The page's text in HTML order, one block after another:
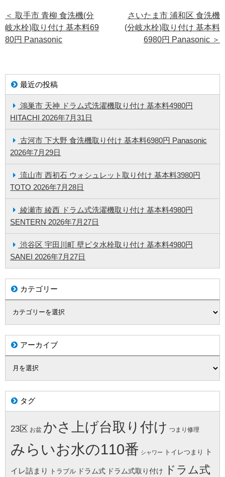
＜取手市 青柳 食洗機(分
岐水栓)取り付け 基本料69
80円 Panasonic
さいたま市 浦和区 食洗機
(分岐水栓)取り付け 基本料
6980円 Panasonic＞
最近の投稿
鴻巣市 天神 ドラム式洗濯機取り付け 基本料4980円
HITACHI 2026年7月31日
古河市 下大野 食洗機取り付け 基本料6980円 Panasonic
2026年7月29日
流山市 西初石 ウォシュレット取り付け 基本料3980円
TOTO 2026年7月28日
綾瀬市 綾西 ドラム式洗濯機取り付け 基本料4980円
SENTERN 2026年7月27日
渋谷区 宇田川町 壁ピタ水栓取り付け 基本料4980円
SANEI 2026年7月27日
カテゴリー
アーカイブ
タグ
23区 お盆 かさ上げ台取り付け つまり修理
みらいお水の110番 シャワー トイレつまり ト
イレ詰まり トラブル ドラム式 ドラム式取り付け
ドラム式